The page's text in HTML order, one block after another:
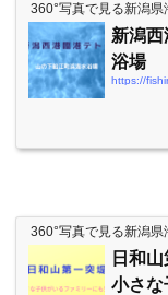
360°写真で見る新潟県
新潟
浴場
360°写真で見る新潟県
日和
小さな